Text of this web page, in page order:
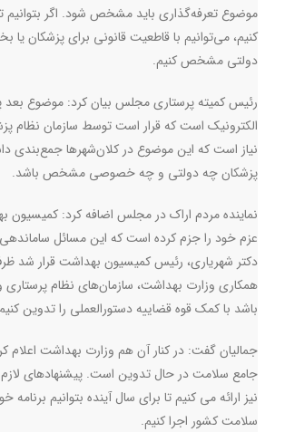
موضوع تعرفه‌گذاری باید مشخص شود. اگر بتوانیم
کنیم، می‌توانیم با قاطعیت قانونی برای پزشکان
دولتی مشخص کنیم.
رئیس کمیته پرستاری مجلس بیان کرد:‌ موضوع بعد
الکترونیک است که قرار است توسط سازمان نظام
نیاز است که این موضوع در کلان‌شهرها جمع‌بندی
پزشکان چه دولتی و چه خصوصی مشخص باشد.
نماینده مردم اراک در مجلس اضافه کرد:‌ کمیسیون
عزم خود را جزم کرده است که این مسائل
دکتر شهریاری، رئیس کمیسیون بهداشت قرار شد
همکاری وزارت بهداشت، سازمان‌های نظام پرستاری
باشد با کمک قوه قضاییه دستورالعملی را تدوین
جمالیان گفت: در کنار آن هم وزارت بهداشت اعلام
جامع سلامت در حال تدوین است. پیشنهادهای لازم
نیز ارائه می کنیم تا برای سال آینده بتوانیم برنامه
سلامت کشور اجرا کنیم.